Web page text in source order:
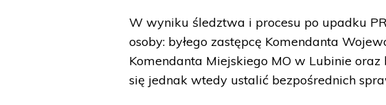
W wyniku śledztwa i procesu po upadku
osoby: byłego zastępcę Komendanta
Komendanta Miejskiego MO w Lubinie oraz
się jednak wtedy ustalić bezpośrednich